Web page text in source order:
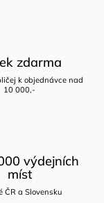
zdarma
k objednávce nad
10 000,-
výdejních
míst
ČR a Slovensku